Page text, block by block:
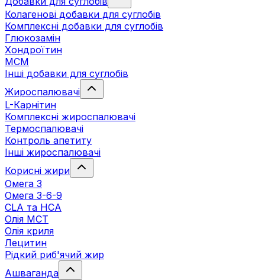
Колагенові добавки для суглобів
Комплексні добавки для суглобів
Глюкозамін
Хондроїтин
МСМ
Інші добавки для суглобів
Жироспалювачі
L-Карнітин
Комплексні жироспалювачі
Термоспалювачі
Контроль апетиту
Інші жироспалювачі
Корисні жири
Омега 3
Омега 3-6-9
CLA та HCA
Олія МСТ
Олія криля
Лецитин
Рідкий риб'ячий жир
Ашваганда